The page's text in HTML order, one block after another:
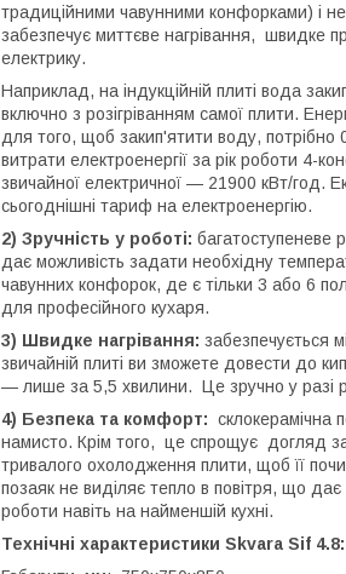
традиційними чавунними конфорками) і
забезпечує миттєве нагрівання, швидке
електрику.
Наприклад, на індукційній плиті вода
включно з розігріванням самої плити.
для того, щоб закип'ятити воду, потрібно
витрати електроенергії за рік роботи 4-
звичайної електричної — 21900 кВт/год.
сьогоднішні тариф на електроенергію.
2) Зручність у роботі: багатоступеневе
дає можливість задати необхідну
чавунних конфорок, де є тільки 3 або 6
для професійного кухаря.
3) Швидке нагрівання: забезпечується
звичайній плиті ви зможете довести до
— лише за 5,5 хвилини. Це зручно у разі
4) Безпека та комфорт: склокерамічна
намисто. Крім того, це спрощує догляд
тривалого охолодження плити, щоб її
позаяк не виділяє тепло в повітря, що
роботи навіть на найменшій кухні.
Технічні характеристики Skvara Sif 4.8: